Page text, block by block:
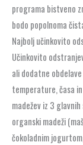
programa bistveno
bodo popolnoma
Najbolj učinkovito
Učinkovito
ali dodatne
temperature, časa
madežev iz 3
organski madeži
čokoladnim